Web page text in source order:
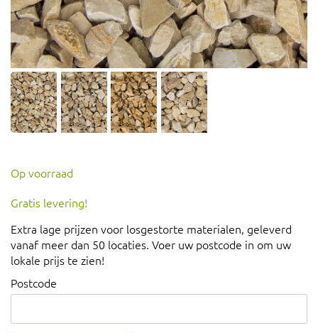
Op voorraad
Gratis levering!
Extra lage prijzen voor losgestorte materialen, geleverd
vanaf meer dan 50 locaties. Voer uw postcode in om uw
lokale prijs te zien!
Postcode